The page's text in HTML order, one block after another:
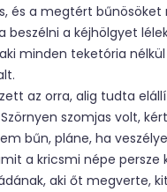
és a megtért
a kéjhölgyet
minden teketória
az orra, alig tudta
szomjas volt,
bűn, pláne, ha
a kricsmi népe persze
aki őt megverte,